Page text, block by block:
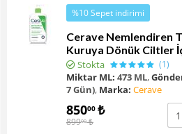
%10 Sepet indirimi
Cerave Nemlendiren
Kuruya Dönük Ciltler
Stokta (1)
Miktar ML: 473 ML,
7 Gün), Marka: Cerave
85000 ₺
89900 ₺